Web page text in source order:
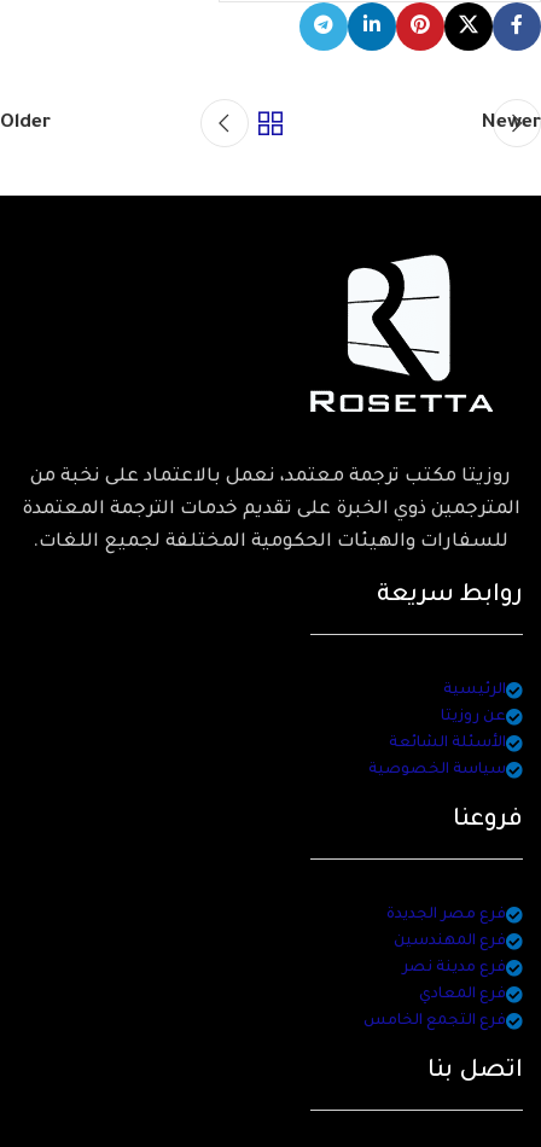
Newer
Older
روزيتا مكتب ترجمة معتمد، نعمل بالاعتماد على نخبة من
المترجمين ذوي الخبرة على تقديم خدمات الترجمة المعتمدة
للسفارات والهيئات الحكومية المختلفة لجميع اللغات.
روابط سريعة
الرئيسية
عن روزيتا
الأسئلة الشائعة
سياسة الخصوصية
فروعنا
فرع مصر الجديدة
فرع المهندسين
فرع مدينة نصر
فرع المعادي
فرع التجمع الخامس
اتصل بنا